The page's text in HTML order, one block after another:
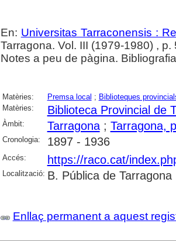
En: Universitas Tarraconensis :
Tarragona. Vol. III (1979-1980) , p.
Notes a peu de pàgina.
Matèries: Premsa local ; Biblioteques
Matèries:
Biblioteca Provincial de
Àmbit: Tarragona; Tarragona,
Cronologia: 1897 - 1936
Accés: https://raco.cat/
Localització: B. Pública de Tarragona
Enllaç permanent a aquest